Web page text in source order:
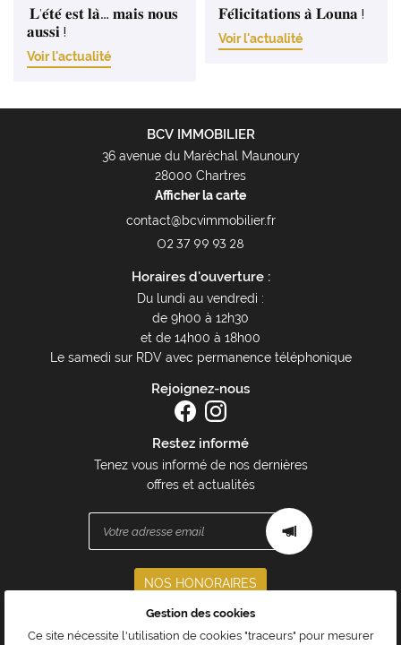
𝐋’𝐞́𝐭𝐞́ 𝐞𝐬𝐭 𝐥𝐚̀… 𝐦𝐚𝐢𝐬 𝐧𝐨𝐮𝐬
𝐚𝐮𝐬𝐬𝐢 !
Voir l'actualité
𝐅𝐞́𝐥𝐢𝐜𝐢𝐭𝐚𝐭𝐢𝐨𝐧𝐬 𝐚̀ 𝐋𝐨𝐮𝐧𝐚 !
Voir l'actualité
BCV IMMOBILIER
36 avenue du Maréchal Maunoury
28000 Chartres
Afficher la carte
02 37 99 93 28
Horaires d'ouverture :
Du lundi au vendredi :
de 9h00 à 12h30
et de 14h00 à 18h00
Le samedi sur RDV avec permanence téléphonique
Rejoignez-nous
Restez informé
Tenez vous informé de nos dernières
offres et actualités
NOS HONORAIRES
Mentions Légales
Gestion des cookies
Ce site nécessite l'utilisation de cookies "traceurs" pour mesurer